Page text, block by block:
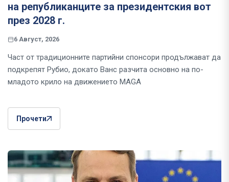
на републиканците за президентския вот
през 2028 г.
6 Август, 2026
Част от традиционните партийни спонсори продължават да
подкрепят Рубио, докато Ванс разчита основно на по-
младото крило на движението MAGA
Прочети